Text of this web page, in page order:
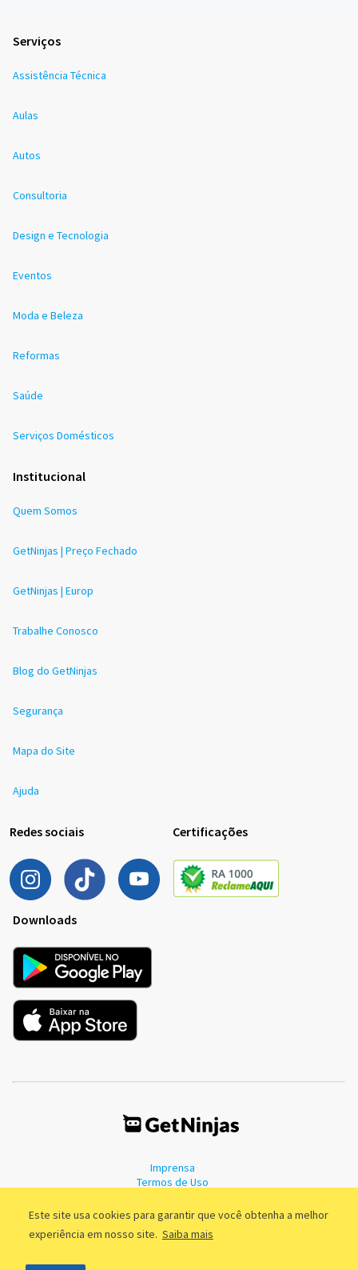
Este site usa cookies para garantir que você obtenha a melhor
experiência em nosso site. Saiba mais
Serviços
Assistência Técnica
Aulas
Autos
Consultoria
Design e Tecnologia
Eventos
Moda e Beleza
Reformas
Saúde
Serviços Domésticos
Institucional
Quem Somos
GetNinjas | Preço Fechado
GetNinjas | Europ
Trabalhe Conosco
Blog do GetNinjas
Segurança
Mapa do Site
Ajuda
Redes sociais Certificações
Downloads
Imprensa
Termos de Uso
©2011 - 2026, GetNinjas LTDA. CNPJ 55.744.877/0001-89 - Rua Dr.